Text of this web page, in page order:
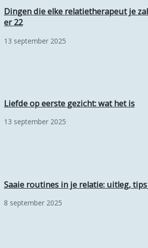
Dingen die elke relatietherapeut je
er 22
13 september 2025
Liefde op eerste gezicht: wat het is
13 september 2025
Saaie routines in je relatie: uitleg,
8 september 2025